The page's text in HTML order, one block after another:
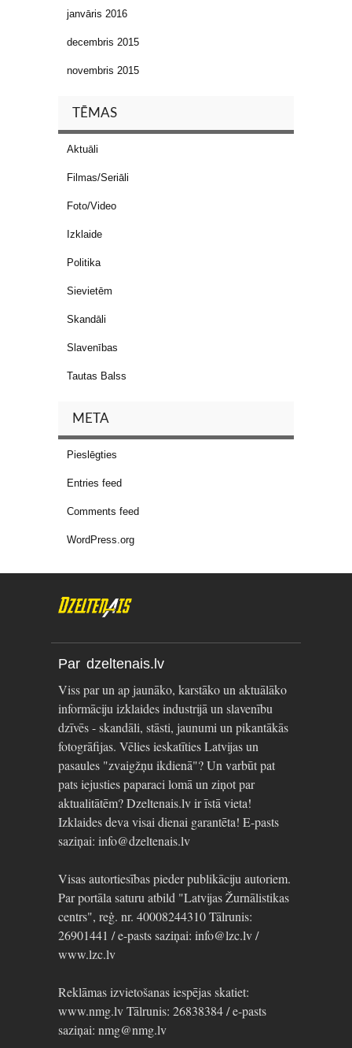
janvāris 2016
decembris 2015
novembris 2015
TĒMAS
Aktuāli
Filmas/Seriāli
Foto/Video
Izklaide
Politika
Sievietēm
Skandāli
Slavenības
Tautas Balss
META
Pieslēgties
Entries feed
Comments feed
WordPress.org
Par dzeltenais.lv
Viss par un ap jaunāko, karstāko un aktuālāko
informāciju izklaides industrijā un slavenību
dzīvēs - skandāli, stāsti, jaunumi un pikantākās
fotogrāfijas. Vēlies ieskatīties Latvijas un
pasaules "zvaigžņu ikdienā"? Un varbūt pat
pats iejusties paparaci lomā un ziņot par
aktualitātēm? Dzeltenais.lv ir īstā vieta!
Izklaides deva visai dienai garantēta! E-pasts
saziņai: info@dzeltenais.lv
Visas autortiesības pieder publikāciju autoriem.
Par portāla saturu atbild "Latvijas Žurnālistikas
centrs", reģ. nr. 40008244310 Tālrunis:
26901441 / e-pasts saziņai: info@lzc.lv /
www.lzc.lv
Reklāmas izvietošanas iespējas skatiet:
www.nmg.lv Tālrunis: 26838384 / e-pasts
saziņai: nmg@nmg.lv